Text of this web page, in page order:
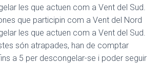
les que actuen com a Vent del Sud.
que participin com a Vent del Nord
les que actuen com a Vent del Sud.
són atrapades, han de comptar
a 5 per descongelar-se i poder seguir